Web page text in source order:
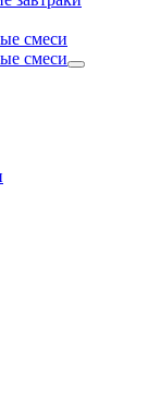
смеси
смеси